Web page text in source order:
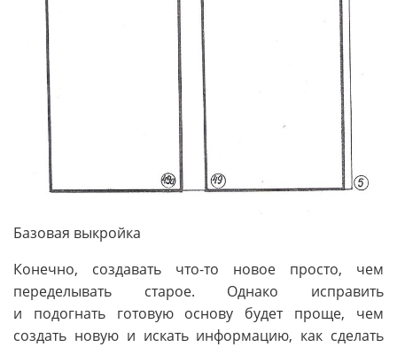
Базовая выкройка
Конечно, создавать что-то новое просто, чем
переделывать старое. Однако исправить
и подогнать готовую основу будет проще, чем
создать новую и искать информацию, как сделать